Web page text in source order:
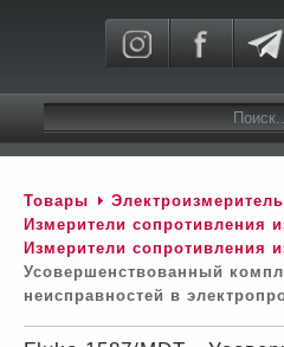
Товары
Измерители сопротивления
Измерители сопротивления
Усовершенствованный
неисправностей в